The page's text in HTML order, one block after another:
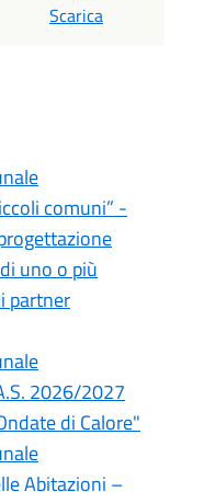
Scarica
comuni” -
uno o più
partner
2026/2027
di Calore"
Abitazioni –